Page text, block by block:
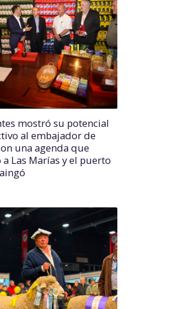
mostró su potencial
al embajador de
una agenda que
Las Marías y el puerto